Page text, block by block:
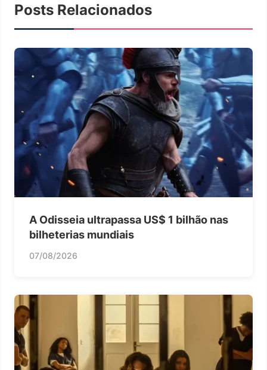
Posts Relacionados
A Odisseia ultrapassa US$ 1 bilhão nas
bilheterias mundiais
07/08/2026